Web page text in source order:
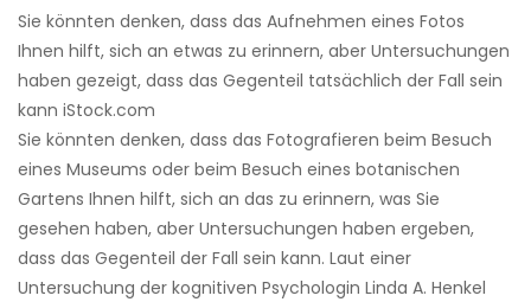
Sie könnten denken, dass das Aufnehmen eines Fotos
Ihnen hilft, sich an etwas zu erinnern, aber Untersuchungen
haben gezeigt, dass das Gegenteil tatsächlich der Fall sein
kann iStock.com
Sie könnten denken, dass das Fotografieren beim Besuch
eines Museums oder beim Besuch eines botanischen
Gartens Ihnen hilft, sich an das zu erinnern, was Sie
gesehen haben, aber Untersuchungen haben ergeben,
dass das Gegenteil der Fall sein kann. Laut einer
Untersuchung der kognitiven Psychologin Linda A. Henkel